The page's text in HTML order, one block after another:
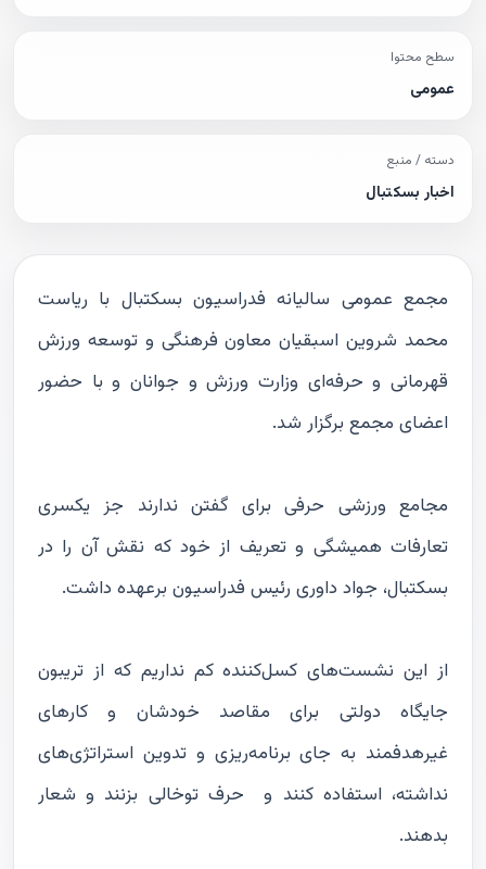
سطح محتوا
عمومی
دسته / منبع
اخبار بسکتبال
مجمع عمومی سالیانه فدراسیون بسکتبال با ریاست
محمد شروین اسبقیان معاون فرهنگی و توسعه ورزش
قهرمانی و حرفه‌ای وزارت ورزش و جوانان و با حضور
اعضای مجمع برگزار شد.
مجامع ورزشی حرفی برای گفتن ندارند جز یکسری
تعارفات همیشگی و تعریف از خود که نقش آن را در
بسکتبال، جواد داوری رئیس فدراسیون برعهده داشت.
از این نشست‌های کسل‌کننده کم نداریم که از تریبون
جایگاه دولتی برای مقاصد خودشان و کارهای
غیرهدفمند به جای برنامه‌ریزی و تدوین استراتژی‌های
نداشته، استفاده کنند و حرف توخالی بزنند و شعار
بدهند.